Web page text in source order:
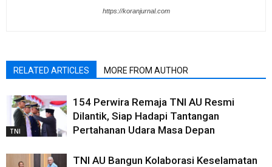
https://koranjurnal.com
RELATED ARTICLES MORE FROM AUTHOR
TNI
154 Perwira Remaja TNI AU Resmi
Dilantik, Siap Hadapi Tantangan
Pertahanan Udara Masa Depan
TNI AU Bangun Kolaborasi Keselamatan